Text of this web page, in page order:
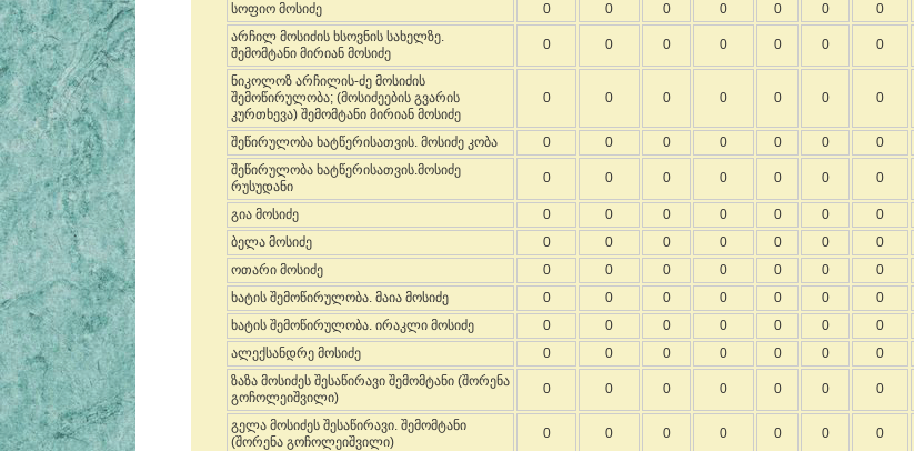
სოფიო მოსიძე
0 0 0 0 0 0 0
არჩილ მოსიძის ხსოვნის სახელზე.
შემომტანი მირიან მოსიძე
0 0 0 0 0 0 0
ნიკოლოზ არჩილის-ძე მოსიძის
შემოწირულობა; (მოსიძეების გვარის
კურთხევა) შემომტანი მირიან მოსიძე
0 0 0 0 0 0 0
შეწირულობა ხატწერისათვის. მოსიძე კობა 0 0 0 0 0 0 0
შეწირულობა ხატწერისათვის.მოსიძე
რუსუდანი
0 0 0 0 0 0 0
გია მოსიძე 0 0 0 0 0 0 0
ბელა მოსიძე
0 0 0 0 0 0 0
ოთარი მოსიძე
0 0 0 0 0 0 0
ხატის შემოწირულობა. მაია მოსიძე
0 0 0 0 0 0 0
ხატის შემოწირულობა. ირაკლი მოსიძე
0 0 0 0 0 0 0
ალექსანდრე მოსიძე
0 0 0 0 0 0 0
ზაზა მოსიძეს შესაწირავი შემომტანი (შორენა
გოჩოლეიშვილი)
0 0 0 0 0 0 0
გელა მოსიძეს შესაწირავი. შემომტანი
(შორენა გოჩოლეიშვილი)
0 0 0 0 0 0 0